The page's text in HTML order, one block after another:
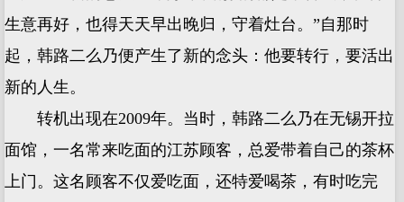
生意再好，也得天天早出晚归，守着灶台。”自那时
起，韩路二么乃便产生了新的念头：他要转行，要活出
新的人生。
转机出现在2009年。当时，韩路二么乃在无锡开拉
面馆，一名常来吃面的江苏顾客，总爱带着自己的茶杯
上门。这名顾客不仅爱吃面，还特爱喝茶，有时吃完